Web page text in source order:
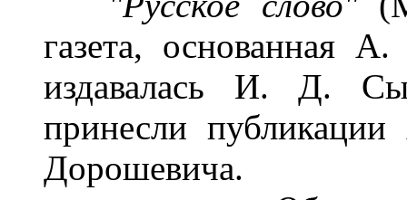
газета, основанная
издавалась И. Д.
принесли
Дорошевича.